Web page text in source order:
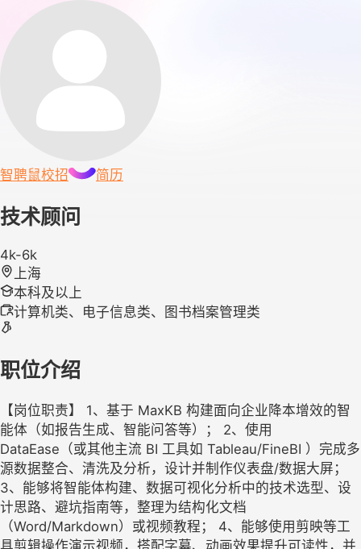
智聘鼠校招 简历
技术顾问
4k-6k
上海
本科及以上
计算机类、电子信息类、图书档案管理类
职位介绍
【岗位职责】 1、基于 MaxKB 构建面向企业降本增效的智
能体（如报告生成、智能问答等）； 2、使用
DataEase（或其他主流 BI 工具如 Tableau/FineBI ）完成多
源数据整合、清洗及分析，设计并制作仪表盘/数据大屏；
3、能够将智能体构建、数据可视化分析中的技术选型、设
计思路、避坑指南等，整理为结构化文档
（Word/Markdown）或视频教程； 4、能够使用剪映等工
具剪辑操作演示视频，搭配字幕、动画效果提升可读性，并